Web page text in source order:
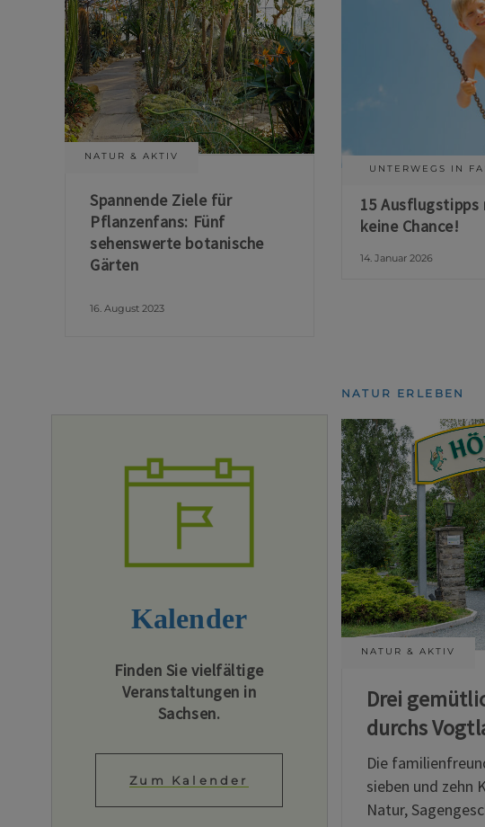
NATUR & AKTIV
Spannende Ziele für
Pflanzenfans: Fünf
sehenswerte botanische
Gärten
16. August 2023
UNTERWEGS IN
15
keine Chance!
14. Januar 2026
Kalender
Finden Sie vielfältige
Veranstaltungen in
Sachsen.
Zum Kalender
NATUR ERLEBEN
NATUR & AKTIV
Drei
durchs
Die
sieben und zehn
Natur,